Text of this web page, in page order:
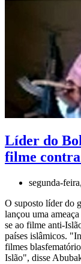
Líder do
filme
segunda-
O suposto líder do
lançou uma
se ao filme anti-
países islâmicos.
filmes
Islão", disse